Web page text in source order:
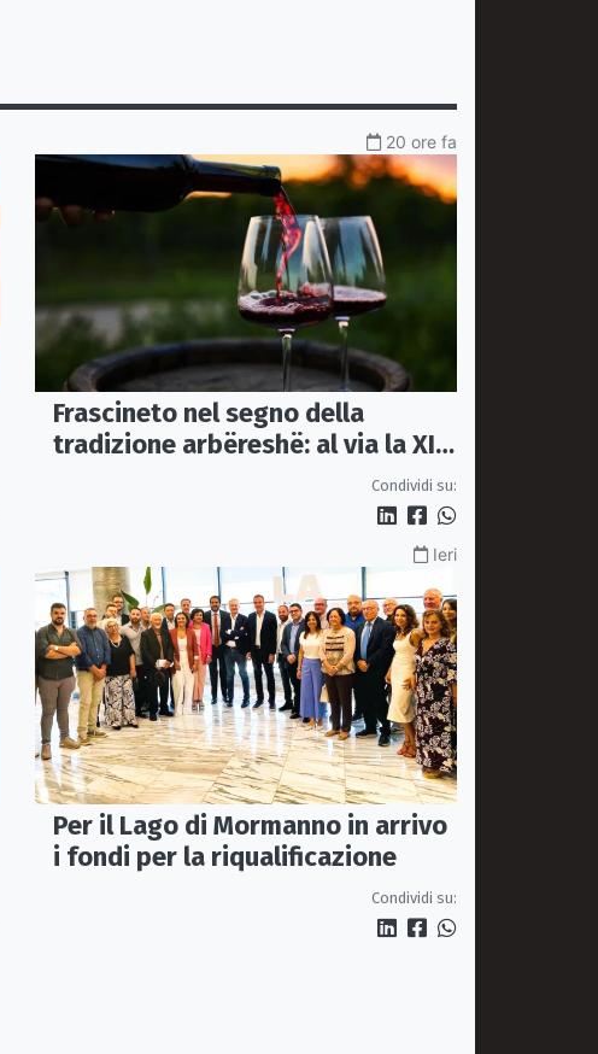
20 ore fa
Frascineto nel segno della
tradizione arbëreshë: al via la XII
edizione della Festa del VinoCondividi su:
Ieri
Per il Lago di Mormanno in arrivo
i fondi per la riqualificazione
Condividi su: